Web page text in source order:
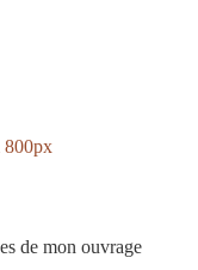
de mon ouvrage